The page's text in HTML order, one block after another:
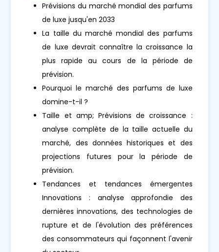
Prévisions du marché mondial des parfums
de luxe jusqu'en 2033
La taille du marché mondial des parfums
de luxe devrait connaître la croissance la
plus rapide au cours de la période de
prévision.
Pourquoi le marché des parfums de luxe
domine-t-il ?
Taille et amp; Prévisions de croissance :
analyse complète de la taille actuelle du
marché, des données historiques et des
projections futures pour la période de
prévision.
Tendances et tendances émergentes
Innovations : analyse approfondie des
dernières innovations, des technologies de
rupture et de l'évolution des préférences
des consommateurs qui façonnent l'avenir